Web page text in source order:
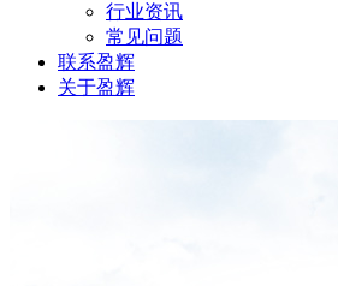
行业资讯
常见问题
联系盈辉
关于盈辉